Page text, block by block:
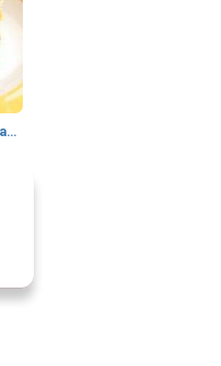
Bananen-Sahne-Torte mit Schokoladenglasur